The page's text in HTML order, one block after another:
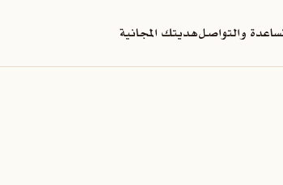
والتواصلهديتك المجانية